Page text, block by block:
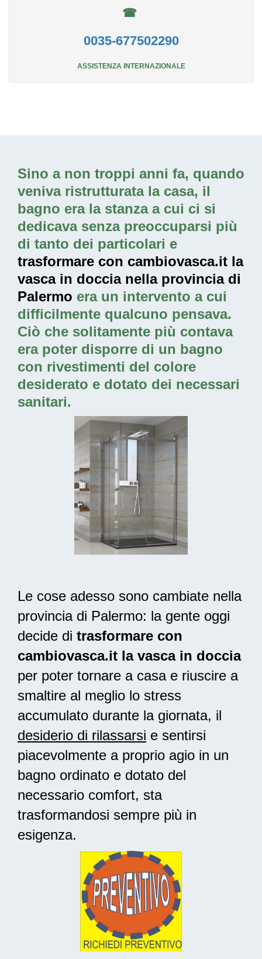
☎
0035-677502290
ASSISTENZA INTERNAZIONALE
Sino a non troppi anni fa, quando
veniva ristrutturata la casa, il
bagno era la stanza a cui ci si
dedicava senza preoccuparsi più
di tanto dei particolari e
trasformare con cambiovasca.it la
vasca in doccia nella provincia di
Palermo era un intervento a cui
difficilmente qualcuno pensava.
Ciò che solitamente più contava
era poter disporre di un bagno
con rivestimenti del colore
desiderato e dotato dei necessari
sanitari.
Le cose adesso sono cambiate nella
provincia di Palermo: la gente oggi
decide di trasformare con
cambiovasca.it la vasca in doccia
per poter tornare a casa e riuscire a
smaltire al meglio lo stress
accumulato durante la giornata, il
desiderio di rilassarsi e sentirsi
piacevolmente a proprio agio in un
bagno ordinato e dotato del
necessario comfort, sta
trasformandosi sempre più in
esigenza.